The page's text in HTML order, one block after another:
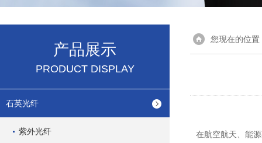
产品展示
PRODUCT DISPLAY
石英光纤
紫外光纤
您现在的位置
在航空航天、能